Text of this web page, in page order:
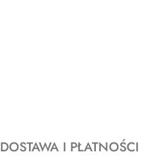
DOSTAWA I PŁATNOŚCI